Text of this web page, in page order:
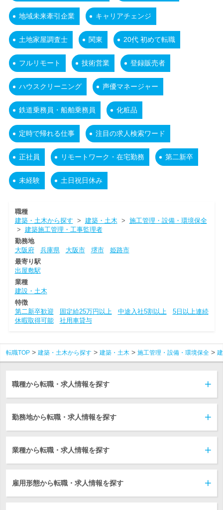
地域未来牽引企業 キャリアチェンジ
土地家屋調査士 関東 20代 初めて転職
フルリモート 技術営業 登録販売者
ハウスクリーニング 声優マネージャー
鉄道乗務員・船舶乗務員 化粧品
定時で帰れる仕事 注目の求人検索ワード
正社員 リモートワーク・在宅勤務 第二新卒
未経験 土日祝日休み
職種
建築・土木から探す > 建築・土木 > 施工管理・設備・環境保全
> 建築施工管理・工事監理者
勤務地
大阪府
兵庫県 大阪市 堺市
姫路市
最寄り駅
出屋敷駅
業種
建設・土木
特徴
第二新卒歓迎
固定給25万円以上 中途入社5割以上
5日以上連続
休暇取得可能
社用車貸与
転職TOP 建築・土木から探す 建築・土木 施工管理・設備・環境保全
職種から転職・求人情報を探す
勤務地から転職・求人情報を探す
業種から転職・求人情報を探す
雇用形態から転職・求人情報を探す